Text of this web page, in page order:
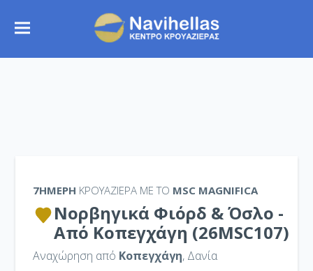
7ΉΜΕΡΗ ΚΡΟΥΑΖΙΕΡΑ ΜΕ ΤΟ MSC MAGNIFICA
Νορβηγικά Φιόρδ & Όσλο -
Από Κοπεγχάγη (26MSC107)
Αναχώρηση από Κοπεγχάγη, Δανία